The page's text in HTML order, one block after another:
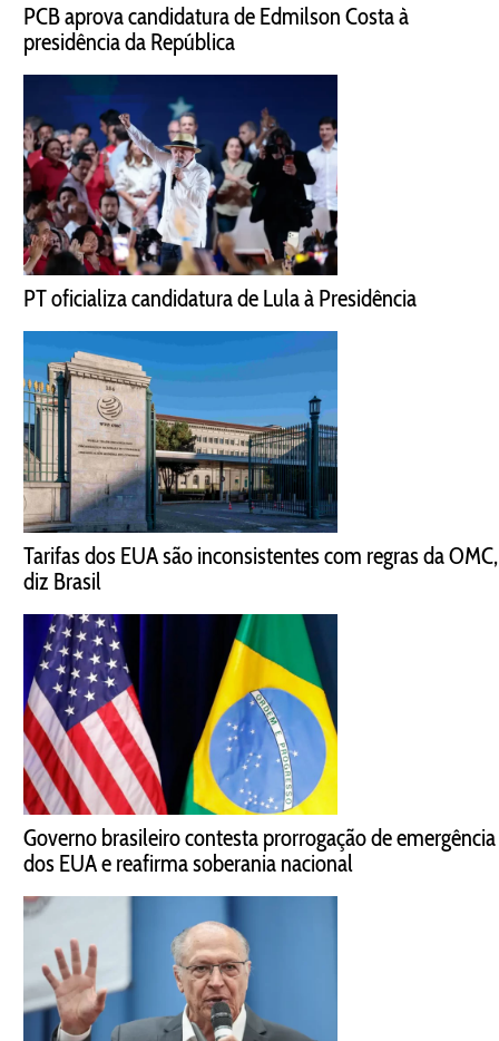
PCB aprova candidatura de Edmilson Costa à
presidência da República
PT oficializa candidatura de Lula à Presidência
Tarifas dos EUA são inconsistentes com regras da OMC,
diz Brasil
Governo brasileiro contesta prorrogação de emergência
dos EUA e reafirma soberania nacional